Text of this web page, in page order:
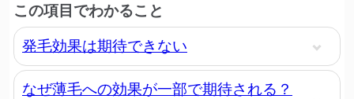
この項目でわかること
発毛効果は期待できない
なぜ薄毛への効果が一部で期待される？